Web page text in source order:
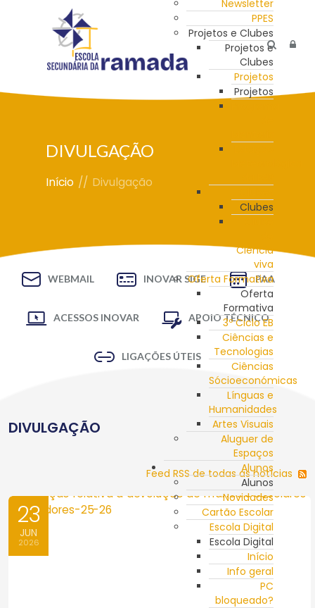
Newsletter
PPES
Projetos e Clubes
Projetos e
Clubes
Projetos
Projetos
Clubes
Ciência
viva
Oferta Formativa
Oferta
Formativa
3º Ciclo EB
Ciências e
Tecnologias
Ciências
Sócioeconómicas
Línguas e
Humanidades
Artes Visuais
Aluguer de
Espaços
Alunos
Alunos
Novidades
Cartão Escolar
Escola Digital
Escola Digital
Início
Info geral
PC
bloqueado?
DIVULGAÇÃO
Início // Divulgação
WEBMAIL INOVAR SIGE PAA
ACESSOS INOVAR APOIO TÉCNICO
LIGAÇÕES ÚTEIS
DIVULGAÇÃO
Feed RSS de todas as notícias
23
JUN
2026